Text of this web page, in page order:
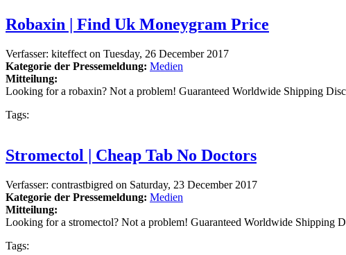
Robaxin | Find Uk Moneygram Price
Verfasser: kiteffect on Tuesday, 26 December 2017
Kategorie der Pressemeldung: Medien
Mitteilung:
Looking for a robaxin? Not a problem! Guaranteed Worldwide Shipping
Tags:
Stromectol | Cheap Tab No Doctors
Verfasser: contrastbigred on Saturday, 23 December 2017
Kategorie der Pressemeldung: Medien
Mitteilung:
Looking for a stromectol? Not a problem! Guaranteed Worldwide Shipping
Tags: